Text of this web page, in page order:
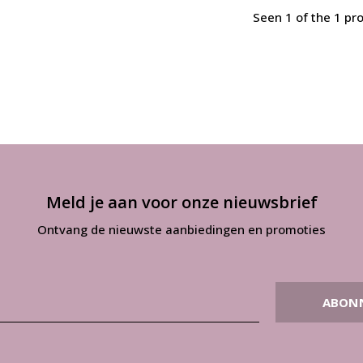
Seen 1 of the 1
Meld je aan voor onze nieuwsbrief
Ontvang de nieuwste aanbiedingen en promoties